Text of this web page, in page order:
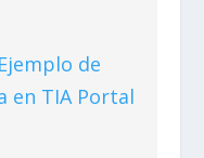
de
en TIA Portal